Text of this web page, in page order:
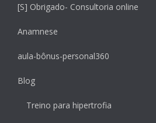
[S] Obrigado- Consultoria online
Anamnese
aula-bônus-personal360
Blog
Treino para hipertrofia